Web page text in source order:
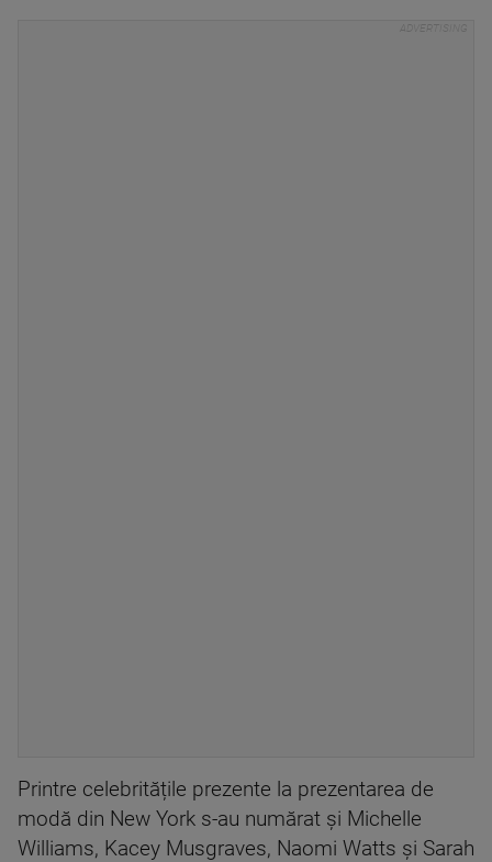
Printre celebritățile prezente la prezentarea de
modă din New York s-au numărat și Michelle
Williams, Kacey Musgraves, Naomi Watts și Sarah